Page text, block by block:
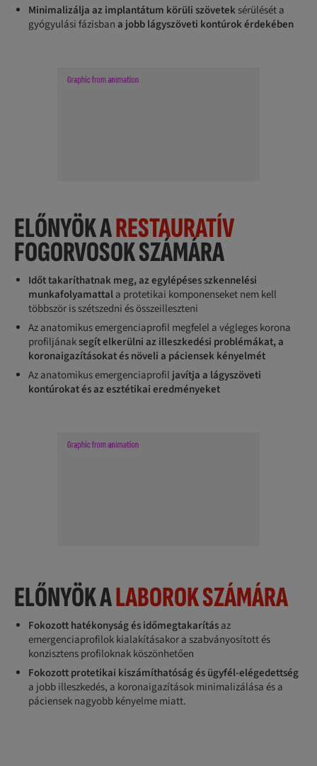
Minimalizálja az implantátum körüli szöveteksérülését a
gyógyulási fázisbana jobb lágyszöveti kontúrok érdekében
ELŐNYÖK ARESTAURATÍV
FOGORVOSOK SZÁMÁRA
Időt takaríthatnak meg, az egylépéses szkennelési
munkafolyamattala protetikai komponenseket nem kell
többször is szétszedni és összeilleszteni
Az anatomikus emergenciaprofil megfelel a végleges korona
profiljánaksegít elkerülni az illeszkedési problémákat, a
koronaigazításokat és növeli a páciensek kényelmét
Az anatomikus emergenciaprofiljavítja a lágyszöveti
kontúrokat és az esztétikai eredményeket
ELŐNYÖK ALABOROK SZÁMÁRA
Fokozott hatékonyság és időmegtakarításaz
emergenciaprofilok kialakításakor a szabványosított és
konzisztens profiloknak köszönhetően
Fokozott protetikai kiszámíthatóság és ügyfél-elégedettség
a jobb illeszkedés, a koronaigazítások minimalizálása és a
páciensek nagyobb kényelme miatt.